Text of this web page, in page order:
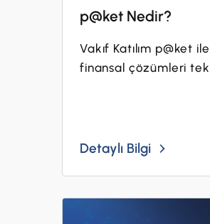
p@ket Nedir?
Vakıf Katılım p@ket
finansal çözümleri
Detaylı Bilgi